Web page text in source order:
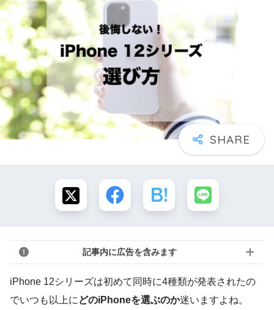
記事内に広告を含みます
iPhone 12シリーズは初めて同時に4種類が発表されたの
でいつも以上にどのiPhoneを選ぶのか迷いますよね。